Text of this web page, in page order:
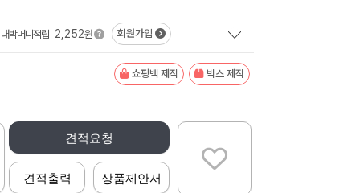
대박머니적립 2,252원 회원가입
쇼핑백 제작 박스 제작
견적요청
견적출력 상품제안서